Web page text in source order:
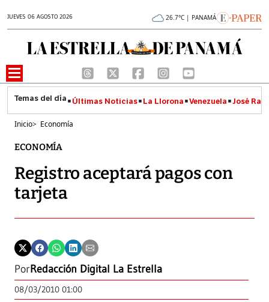
JUEVES 06 AGOSTO 2026 26.7°C | PANAMÁ
Últimas Noticias La Llorona Venezuela José
Inicio> Economía
ECONOMÍA
Registro aceptará pagos con
tarjeta
PorRedacción Digital La Estrella
08/03/2010 01:00